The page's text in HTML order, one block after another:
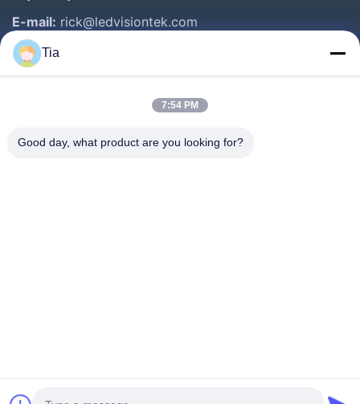
E-mail: rick@ledvisiontek.com
Liên Kết Nhanh
Các Sản Phẩm
Tia
7:54 PM
Good day, what product are you looking for?